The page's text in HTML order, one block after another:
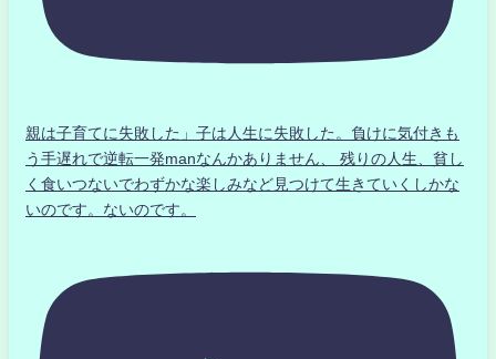
親は子育てに失敗した」子は人生に失敗した。負けに気付きも
う手遅れで逆転一発manなんかありません、 残りの人生、貧し
く食いつないでわずかな楽しみなど見つけて生きていくしかな
いのです。ないのです。